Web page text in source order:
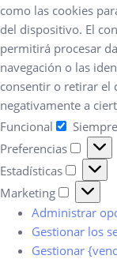
como las cookies
del dispositivo. El
permitirá procesar
navegación o las
consentir o retirar el
negativamente a
Funcional
Preferencias
Estadísticas
Marketing
Administrar
Gestionar los
Gestionar